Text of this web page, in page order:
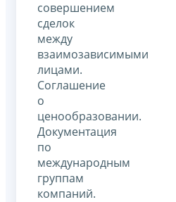
совершением
сделок
между
взаимозависимыми
лицами.
Соглашение
о
ценообразовании.
Документация
по
международным
группам
компаний.